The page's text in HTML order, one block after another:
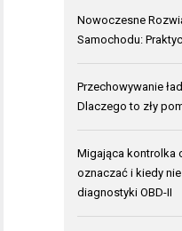
Nowoczesne
Samochodu:
Przechowywanie
Dlaczego to zły
Migająca kontrolka
oznaczać i kiedy
diagnostyki OBD-II